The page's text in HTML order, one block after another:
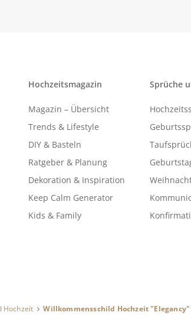
Hochzeitsmagazin
Magazin – Übersicht
Trends & Lifestyle
DIY & Basteln
Ratgeber & Planung
Dekoration & Inspiration
Keep Calm Generator
Kids & Family
Sprüche
Hochzeit Willkommensschild Hochzeit "Elegancy"